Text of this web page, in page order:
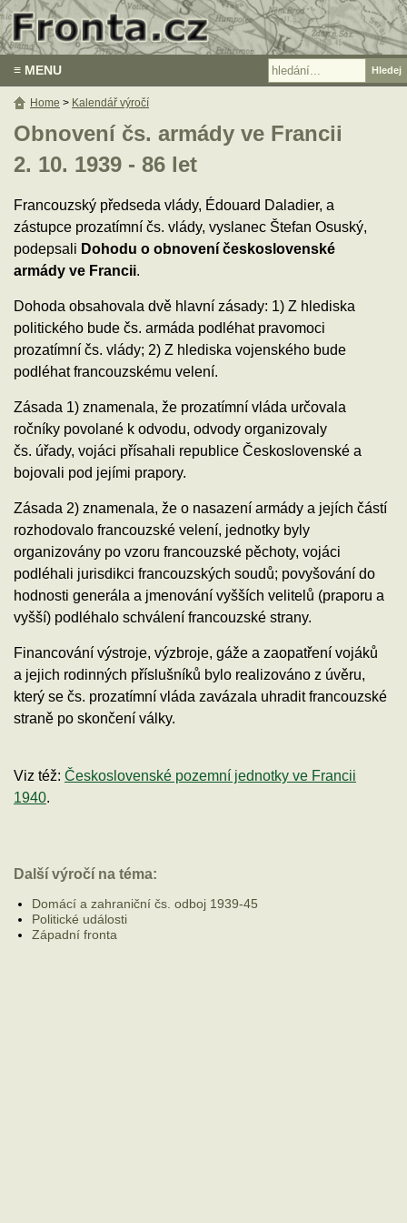
≡ MENU
Obnovení čs. armády ve Francii
2. 10. 1939 - 86 let
Francouzský předseda vlády, Édouard Daladier, a
zástupce prozatímní čs. vlády, vyslanec Štefan Osuský,
podepsali Dohodu o obnovení československé
armády ve Francii.
Dohoda obsahovala dvě hlavní zásady: 1) Z hlediska
politického bude čs. armáda podléhat pravomoci
prozatímní čs. vlády; 2) Z hlediska vojenského bude
podléhat francouzskému velení.
Zásada 1) znamenala, že prozatímní vláda určovala
ročníky povolané k odvodu, odvody organizovaly
čs. úřady, vojáci přísahali republice Československé a
bojovali pod jejími prapory.
Zásada 2) znamenala, že o nasazení armády a jejích částí
rozhodovalo francouzské velení, jednotky byly
organizovány po vzoru francouzské pěchoty, vojáci
podléhali jurisdikci francouzských soudů; povyšování do
hodnosti generála a jmenování vyšších velitelů (praporu a
vyšší) podléhalo schválení francouzské strany.
Financování výstroje, výzbroje, gáže a zaopatření vojáků
a jejich rodinných příslušníků bylo realizováno z úvěru,
který se čs. prozatímní vláda zavázala uhradit francouzské
straně po skončení války.
Viz též: Československé pozemní jednotky ve Francii
1940.
Další výročí na téma:
Domácí a zahraniční čs. odboj 1939-45
Politické události
Západní fronta
Home > Kalendář výročí